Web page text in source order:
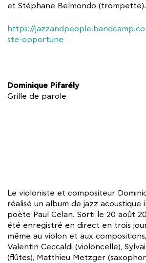
et Stéphane Belmondo (trompette).
https://
ste-opportune
Dominique Pifarély
Grille de parole
Le violoniste et compositeur
réalisé un album de jazz acoustique
poète Paul Celan. Sorti le 20 août
été enregistré en direct en trois
même au violon et aux
Valentin Ceccaldi (violoncelle),
(flûtes), Matthieu Metzger